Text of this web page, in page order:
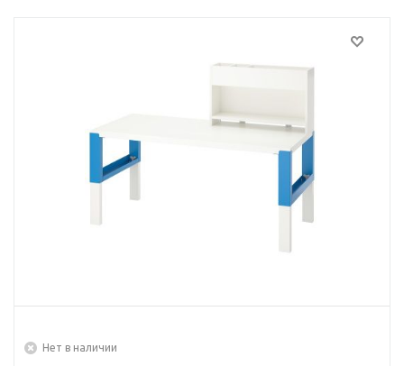
Нет в наличии